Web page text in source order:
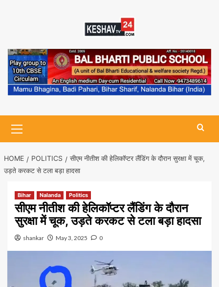
Menu
HOME POLITICS
सीएम नीतीश की हेलिकॉप्टर लैंडिंग के दौरान सुरक्षा में चूक,
उड़ते करकट से टला बड़ा हादसा
Bihar Nalanda Politics
सीएम नीतीश की हेलिकॉप्टर लैंडिंग के दौरान
सुरक्षा में चूक, उड़ते करकट से टला बड़ा हादसा
shankar May 3, 2025 0